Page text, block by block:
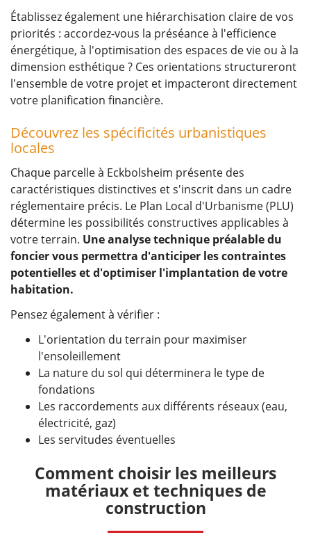
Établissez également une hiérarchisation claire de vos
priorités : accordez-vous la préséance à l'efficience
énergétique, à l'optimisation des espaces de vie ou à la
dimension esthétique ? Ces orientations structureront
l'ensemble de votre projet et impacteront directement
votre planification financière.
Découvrez les spécificités urbanistiques
locales
Chaque parcelle à Eckbolsheim présente des
caractéristiques distinctives et s'inscrit dans un cadre
réglementaire précis. Le Plan Local d'Urbanisme (PLU)
détermine les possibilités constructives applicables à
votre terrain. Une analyse technique préalable du
foncier vous permettra d'anticiper les contraintes
potentielles et d'optimiser l'implantation de votre
habitation.
Pensez également à vérifier :
L'orientation du terrain pour maximiser
l'ensoleillement
La nature du sol qui déterminera le type de
fondations
Les raccordements aux différents réseaux (eau,
électricité, gaz)
Les servitudes éventuelles
Comment choisir les meilleurs
matériaux et techniques de
construction